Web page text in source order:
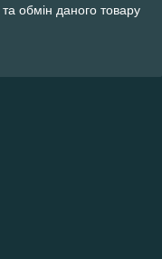
обмін даного товару